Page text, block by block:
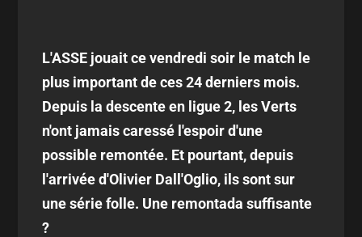
L'ASSE jouait ce vendredi soir le match le
plus important de ces 24 derniers mois.
Depuis la descente en ligue 2, les Verts
n'ont jamais caressé l'espoir d'une
possible remontée. Et pourtant, depuis
l'arrivée d'Olivier Dall'Oglio, ils sont sur
une série folle. Une remontada suffisante
?